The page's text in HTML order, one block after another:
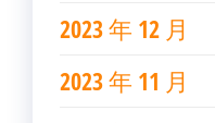
2023 年 12 月
2023 年 11 月